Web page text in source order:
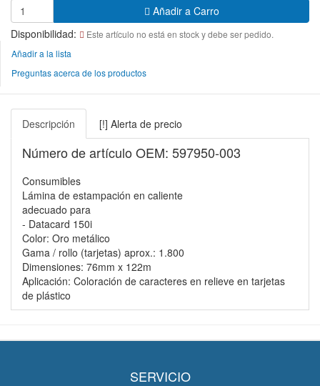
Añadir a Carro
Disponibilidad:
Este artículo no está en stock y debe ser pedido.
Añadir a la lista
Preguntas acerca de los productos
Descripción [!] Alerta de precio
Número de artículo OEM: 597950-003
Consumibles
Lámina de estampación en caliente
adecuado para
- Datacard 150i
Color: Oro metálico
Gama / rollo (tarjetas) aprox.: 1.800
Dimensiones: 76mm x 122m
Aplicación: Coloración de caracteres en relieve en tarjetas
de plástico
SERVICIO